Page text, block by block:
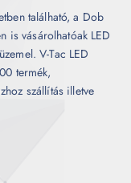
található, a Dob
is vásárolhatóak LED
V-Tac LED
termék,
szállítás illetve